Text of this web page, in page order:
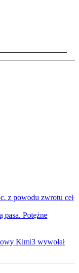
z powodu zwrotu ceł
pasa. Potężne
Kimi3 wywołał